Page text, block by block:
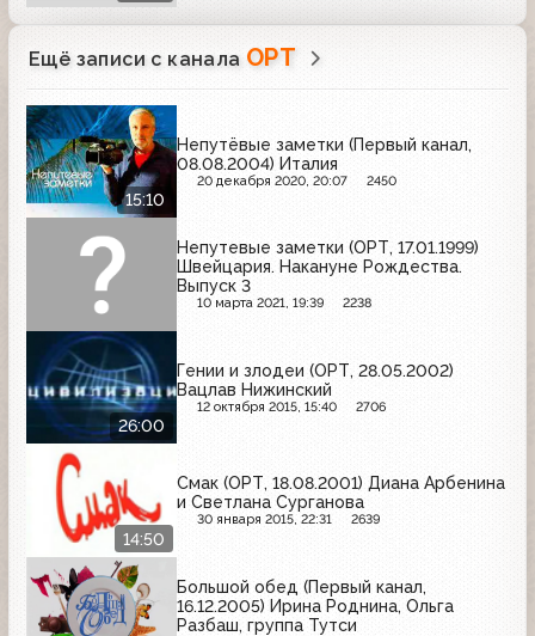
Ещё записи с канала ОРТ
15:10
Непутёвые заметки (Первый канал,
08.08.2004) Италия
20 декабря 2020, 20:07 2450
Непутевые заметки (ОРТ, 17.01.1999)
Швейцария. Накануне Рождества.
Выпуск 3
10 марта 2021, 19:39 2238
26:00
Гении и злодеи (ОРТ, 28.05.2002)
Вацлав Нижинский
12 октября 2015, 15:40 2706
14:50
Смак (ОРТ, 18.08.2001) Диана Арбенина
и Светлана Сурганова
30 января 2015, 22:31 2639
Большой обед (Первый канал,
16.12.2005) Ирина Роднина, Ольга
Разбаш, группа Тутси